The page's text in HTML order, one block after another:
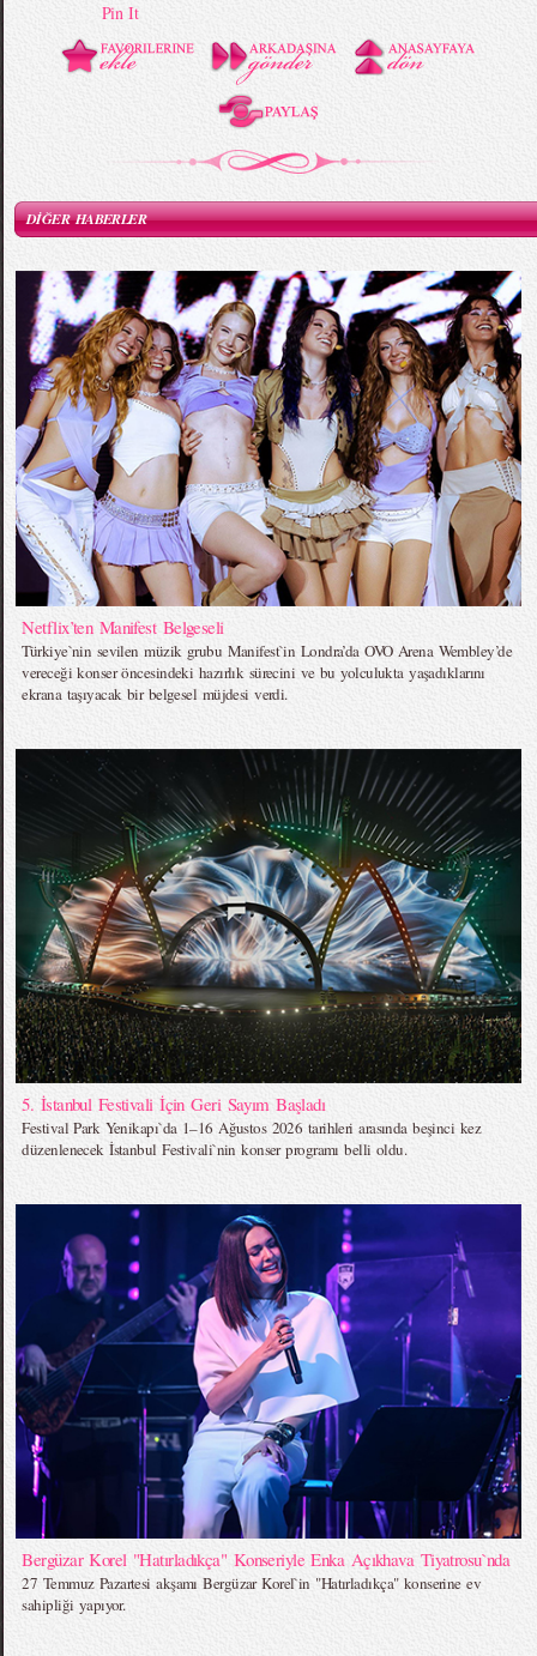
Pin It
DİĞER HABERLER
Netflix’ten Manifest Belgeseli
Türkiye`nin sevilen müzik grubu Manifest`in Londra’da OVO Arena Wembley’de
vereceği konser öncesindeki hazırlık sürecini ve bu yolculukta yaşadıklarını
ekrana taşıyacak bir belgesel müjdesi verdi.
5. İstanbul Festivali İçin Geri Sayım Başladı
Festival Park Yenikapı`da 1–16 Ağustos 2026 tarihleri arasında beşinci kez
düzenlenecek İstanbul Festivali`nin konser programı belli oldu.
Bergüzar Korel "Hatırladıkça" Konseriyle Enka Açıkhava Tiyatrosu`nda
27 Temmuz Pazartesi akşamı Bergüzar Korel`in "Hatırladıkça" konserine ev
sahipliği yapıyor.